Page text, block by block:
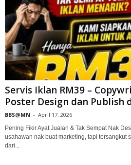
Servis Iklan RM39 –
Poster Design dan Publish
BBS@MN - April 17, 2026
Pening Fikir Ayat Jualan & Tak Sempat Nak
usahawan nak buat marketing, tapi tersangkut
dari...